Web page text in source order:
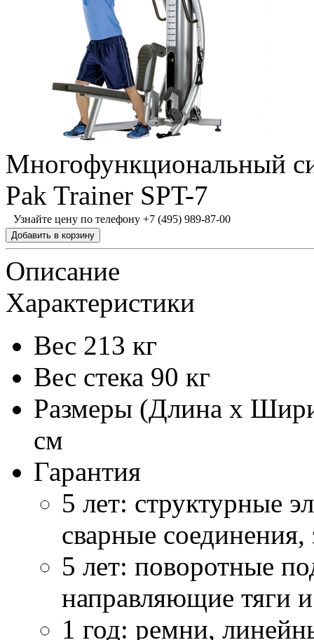
Многофункциональный
Pak Trainer SPT-7
Узнайте цену по телефону +7 (495) 989-87-00
Описание
Характеристики
Вес 213 кг
Вес стека 90 кг
Размеры (Длина х
см
Гарантия
5 лет: структурные
сварные
5 лет: поворотные
направляющие тяги
1 год: ремни,